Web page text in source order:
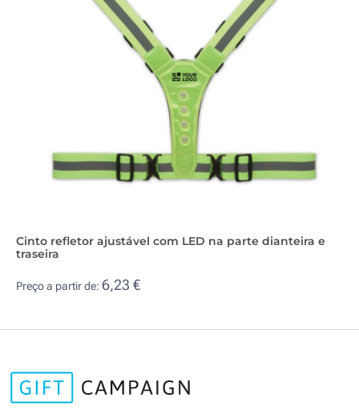
Cinto refletor ajustável com LED na parte dianteira e
traseira
Preço a partir de: 6,23 €